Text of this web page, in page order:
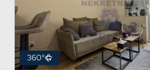
360°